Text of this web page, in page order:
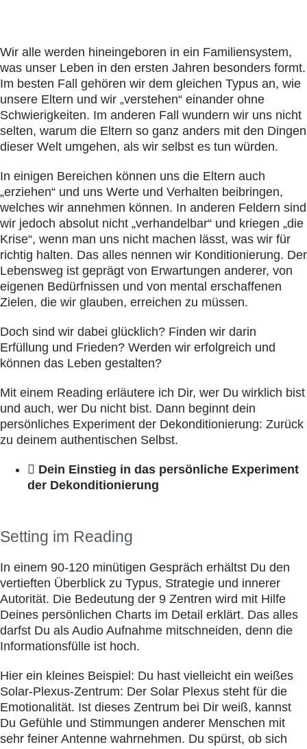
Wir alle werden hineingeboren in ein Familiensystem,
was unser Leben in den ersten Jahren besonders formt.
Im besten Fall gehören wir dem gleichen Typus an, wie
unsere Eltern und wir „verstehen“ einander ohne
Schwierigkeiten. Im anderen Fall wundern wir uns nicht
selten, warum die Eltern so ganz anders mit den Dingen
dieser Welt umgehen, als wir selbst es tun würden.
In einigen Bereichen können uns die Eltern auch
„erziehen“ und uns Werte und Verhalten beibringen,
welches wir annehmen können. In anderen Feldern sind
wir jedoch absolut nicht „verhandelbar“ und kriegen „die
Krise“, wenn man uns nicht machen lässt, was wir für
richtig halten. Das alles nennen wir Konditionierung. Der
Lebensweg ist geprägt von Erwartungen anderer, von
eigenen Bedürfnissen und von mental erschaffenen
Zielen, die wir glauben, erreichen zu müssen.
Doch sind wir dabei glücklich? Finden wir darin
Erfüllung und Frieden? Werden wir erfolgreich und
können das Leben gestalten?
Mit einem Reading erläutere ich Dir, wer Du wirklich bist
und auch, wer Du nicht bist. Dann beginnt dein
persönliches Experiment der Dekonditionierung: Zurück
zu deinem authentischen Selbst.
Dein Einstieg in das persönliche Experiment
der Dekonditionierung
Setting im Reading
In einem 90-120 minütigen Gespräch erhältst Du den
vertieften Überblick zu Typus, Strategie und innerer
Autorität. Die Bedeutung der 9 Zentren wird mit Hilfe
Deines persönlichen Charts im Detail erklärt. Das alles
darfst Du als Audio Aufnahme mitschneiden, denn die
Informationsfülle ist hoch.
Hier ein kleines Beispiel: Du hast vielleicht ein weißes
Solar-Plexus-Zentrum: Der Solar Plexus steht für die
Emotionalität. Ist dieses Zentrum bei Dir weiß, kannst
Du Gefühle und Stimmungen anderer Menschen mit
sehr feiner Antenne wahrnehmen. Du spürst, ob sich